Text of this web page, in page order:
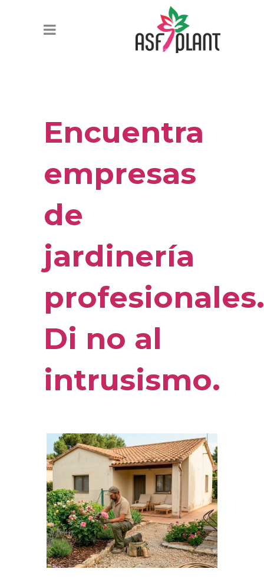
Encuentra
empresas
de
jardinería
profesionales.
Di no al
intrusismo.